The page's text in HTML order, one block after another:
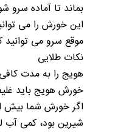
بماند تا آماده سرو
این خورش را می
موقع سرو می
نکات طلایی
هویج را به مدت کافی
خورش هویج باید
اگر خورش شما بیش
شیرین بود، کمی آب